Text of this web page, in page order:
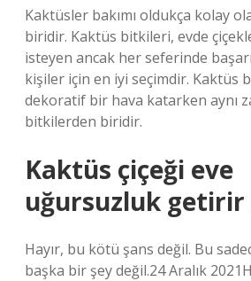
Kaktüsler bakımı oldukça kolay
biridir. Kaktüs bitkileri, evde
isteyen ancak her seferinde
kişiler için en iyi seçimdir. Kaktüs
dekoratif bir hava katarken aynı
bitkilerden biridir.
Kaktüs çiçeği eve
uğursuzluk getirir
Hayır, bu kötü şans değil. Bu
başka bir şey değil.24 Aralık